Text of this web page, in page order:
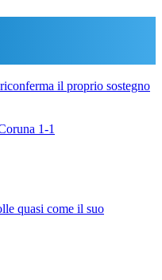
il proprio sostegno
1-1
quasi come il suo